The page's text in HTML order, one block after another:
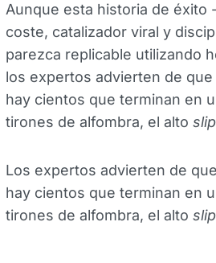
Aunque esta historia de éxito
coste, catalizador viral y
parezca replicable utilizando
los expertos advierten de
hay cientos que terminan en
tirones de alfombra, el alto
Los expertos advierten de
hay cientos que terminan en
tirones de alfombra, el alto